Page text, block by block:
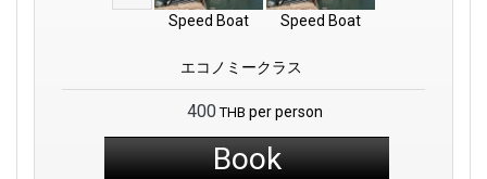
Speed Boat Speed Boat
エコノミークラス
400 THB per person
Book